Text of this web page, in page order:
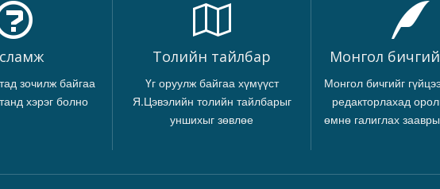
зочилж байгаа
хэрэг болно
Толийн тайлбар
Үг оруулж байгаа хүмүүст
Я.Цэвэлийн толийн тайлбарыг
уншихыг зөвлөе
Монгол
Монгол бичгийг
редакторлахад
өмнө галиглах